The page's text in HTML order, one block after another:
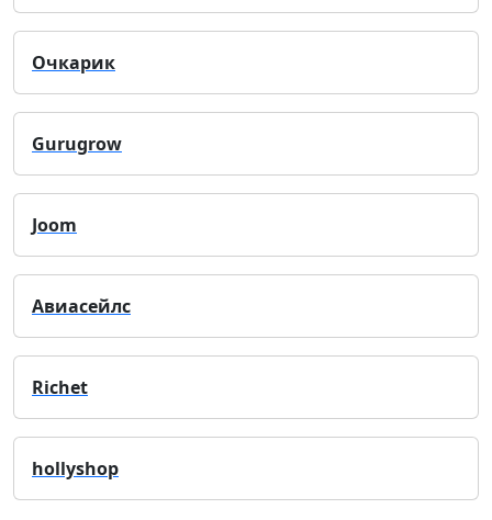
Очкарик
Gurugrow
Joom
Авиасейлс
Richet
hollyshop